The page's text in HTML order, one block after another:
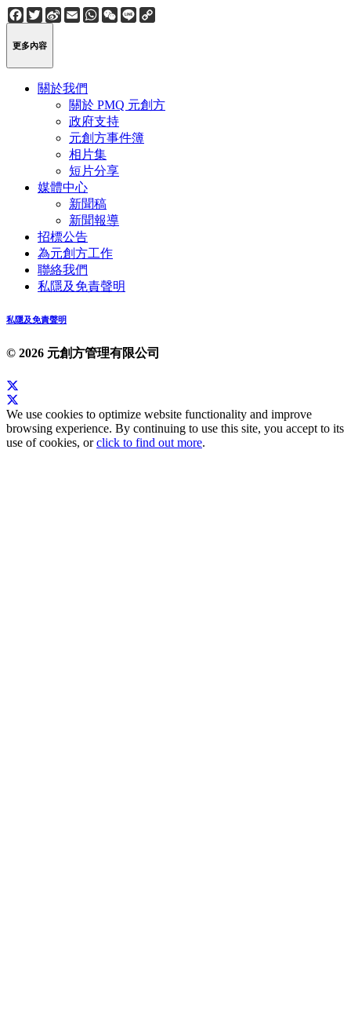
Facebook
Twitter
Sina
Weibo
EmailWhatsApp
WeChat
Line
更多內容
關於我們
關於 PMQ 元創方
政府支持
元創方事件簿
相片集
短片分享
媒體中心
新聞稿
新聞報導
招標公告
為元創方工作
聯絡我們
私隱及免責聲明
私隱及免責聲明
© 2026 元創方管理有限公司
We use cookies to optimize website functionality and improve
browsing experience. By continuing to use this site, you accept to its
use of cookies, orclick to find out more.